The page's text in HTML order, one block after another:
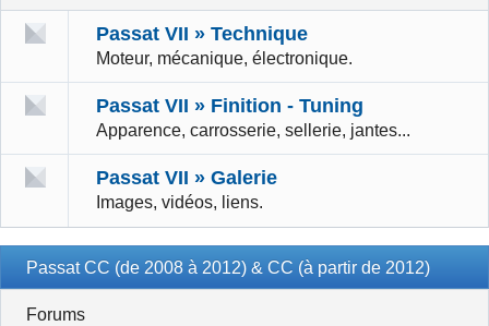
Passat VII » Technique
Moteur, mécanique, électronique.
Passat VII » Finition - Tuning
Apparence, carrosserie, sellerie, jantes...
Passat VII » Galerie
Images, vidéos, liens.
Passat CC (de 2008 à 2012) & CC (à partir de 2012)
Forums